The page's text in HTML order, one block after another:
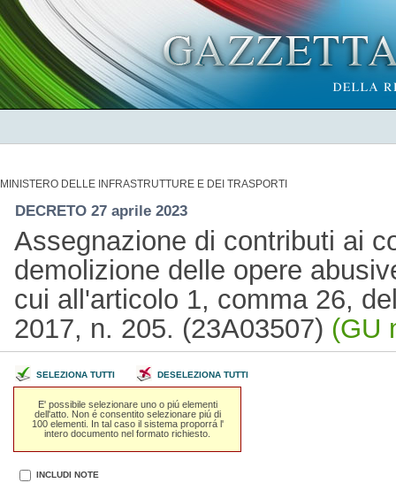
MINISTERO DELLE INFRASTRUTTURE E DEI TRASPORTI
DECRETO 27 aprile 2023
Assegnazione di contributi ai
demolizione delle opere
cui all'articolo 1, comma 26,
2017, n. 205. (23A03507) (GU
SELEZIONA TUTTI DESELEZIONA TUTTI
E' possibile selezionare uno o piú elementi
dell'atto. Non é consentito selezionare piú di
100 elementi. In tal caso il sistema proporrá l'
intero documento nel formato richiesto.
INCLUDI NOTE